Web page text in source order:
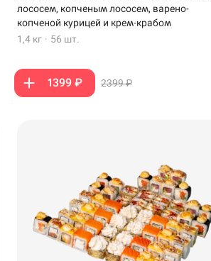
лососем, копченым лососем, варено-
копченой курицей и крем-крабом
1,4 кг · 56 шт.
1399 ₽ 2399 ₽